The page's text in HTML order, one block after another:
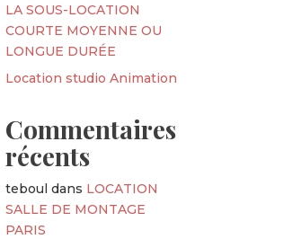
LA SOUS-LOCATION
COURTE MOYENNE OU
LONGUE DURÉE
Location studio Animation
Commentaires
récents
teboul dans LOCATION
SALLE DE MONTAGE
PARIS